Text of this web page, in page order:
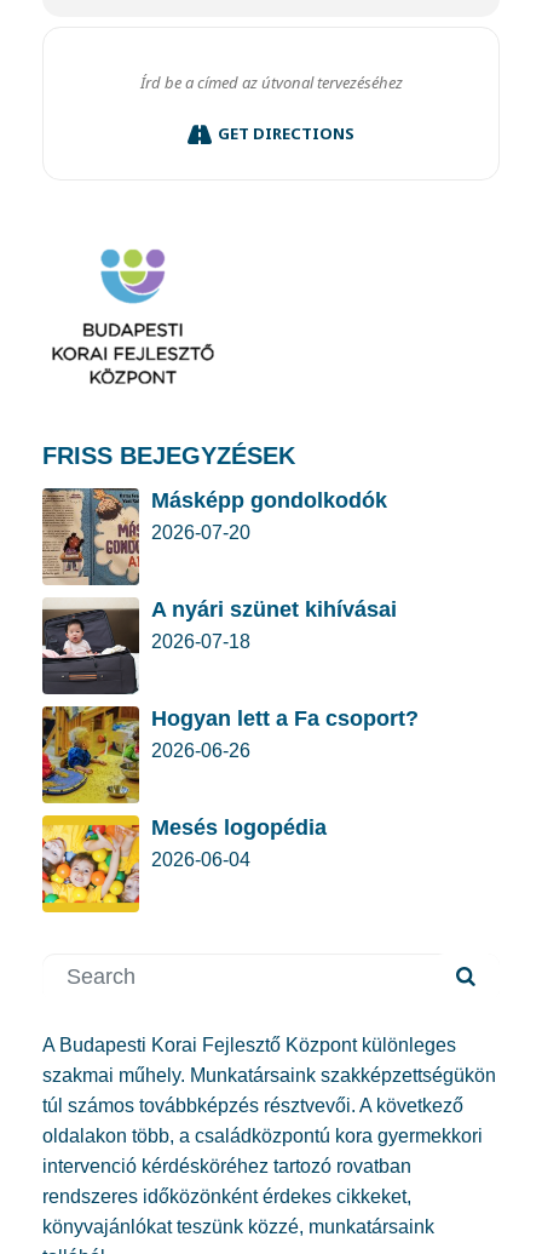
GET DIRECTIONS
FRISS BEJEGYZÉSEK
Másképp gondolkodók
2026-07-20
A nyári szünet kihívásai
2026-07-18
Hogyan lett a Fa csoport?
2026-06-26
Mesés logopédia
2026-06-04
A Budapesti Korai Fejlesztő Központ különleges
szakmai műhely. Munkatársaink szakképzettségükön
túl számos továbbképzés résztvevői. A következő
oldalakon több, a családközpontú kora gyermekkori
intervenció kérdésköréhez tartozó rovatban
rendszeres időközönként érdekes cikkeket,
könyvajánlókat teszünk közzé, munkatársaink